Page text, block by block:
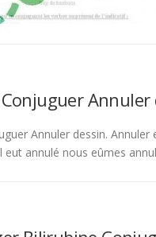
Annuler
Annuler dessin.
eut annulé nous eûmes